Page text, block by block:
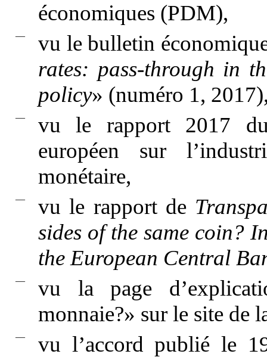
économiques (PDM),
—
vu le bulletin
rates: pass-through in
policy» (numéro 1,
—
vu le rapport 2017
européen sur
monétaire,
— vu le rapport de
sides of the same coin?
the European Central
—
vu la page
monnaie?» sur le site de
—
vu l’accord publié le